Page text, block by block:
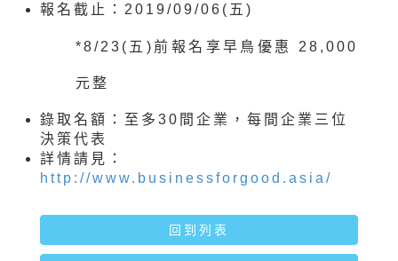
報名截止：2019/09/06(五)
*8/23(五)前報名享早鳥優惠 28,000
元整
錄取名額：至多30間企業，每間企業三位
決策代表
詳情請見：
http://www.businessforgood.asia/
回到列表